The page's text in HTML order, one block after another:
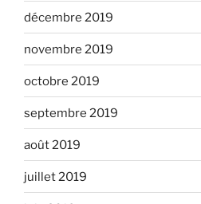
décembre 2019
novembre 2019
octobre 2019
septembre 2019
août 2019
juillet 2019